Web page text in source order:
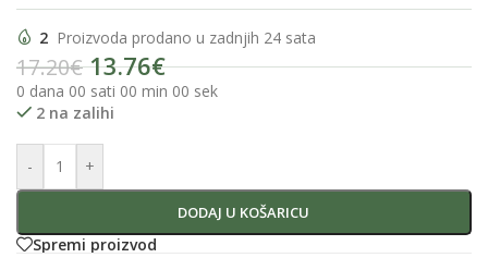
2 Proizvoda prodano u zadnjih 24 sata
17.20€ 13.76€
0 dana 00 sati 00 min 00 sek
2 na zalihi
- +
DODAJ U KOŠARICU
Spremi proizvod